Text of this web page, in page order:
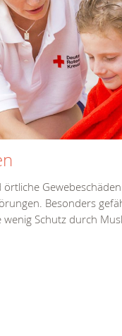
Besonders
wenig Schutz durch